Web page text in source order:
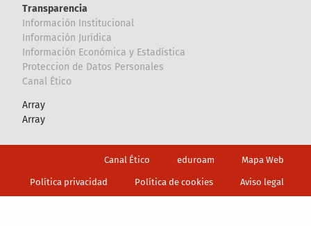
Transparencia
Información Institucional
Información Jurídica
Información Económica y Estadística
Proteccion de Datos Personales
Canal Ético
Array
Array
Canal Ético eduroam Mapa Web
Política privacidad Política de cookies Aviso legal